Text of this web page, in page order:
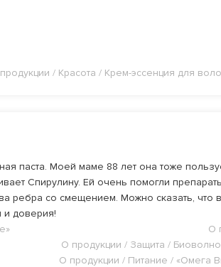
/ Красота / Крем-эссенция для
паста. Моей маме 88 лет она тоже
Спирулину. Ей очень помогли
ребра со смещением. Можно сказать, что
и доверия!
О
О продукции / Защита /
О продукции / Питание / «Омега